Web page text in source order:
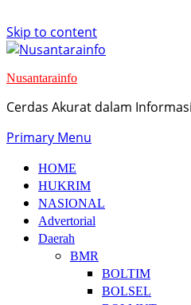
Skip to content
Nusantarainfo
Cerdas Akurat dalam Informasi
Primary Menu
HOME
HUKRIM
NASIONAL
Advertorial
Daerah
BMR
BOLTIM
BOLSEL